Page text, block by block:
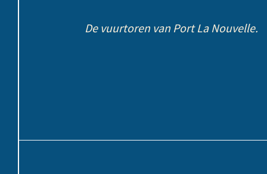
De vuurtoren van Port La Nouvelle.